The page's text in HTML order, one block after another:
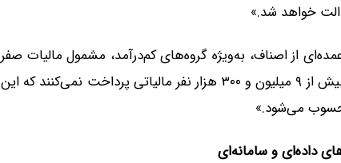
خواهد شد.»
از اصناف، به‌ویژه گروه‌های کم‌درآمد، مشمول مالیات صفر
شده‌اند. از مجموع حدود ۱۲ میلیون و ۴۰۰ هزار مودی، بیش از ۹ میلیون و ۳۰۰ هزار نفر مالیاتی پرداخت نمی‌کنند که این
می‌شود.»
داده‌ای و سامانه‌ای